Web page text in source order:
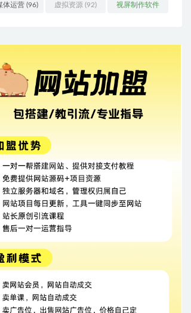
体运营(96) 虚拟资源 (92) 视屏制作软件